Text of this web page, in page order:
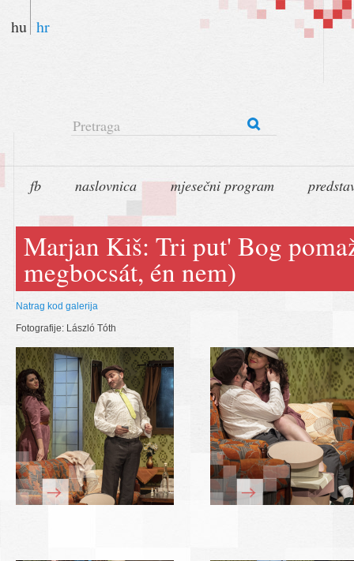
hu hr
Pretraga
fb naslovnica mjesečni program
Marjan Kiš: Tri put' Bog
megbocsát, én nem)
Natrag kod galerija
Fotografije: László Tóth